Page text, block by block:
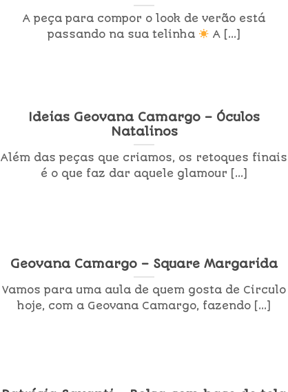
A peça para compor o look de verão está
passando na sua telinha
A [...]
Ideias Geovana Camargo – Óculos
Natalinos
Além das peças que criamos, os retoques finais
é o que faz dar aquele glamour [...]
Geovana Camargo – Square Margarida
Vamos para uma aula de quem gosta de Circulo
hoje, com a Geovana Camargo, fazendo [...]